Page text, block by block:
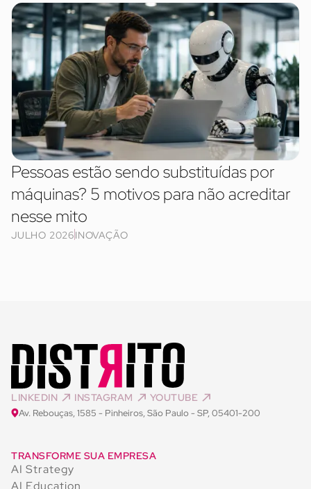
Pessoas estão sendo substituídas por
máquinas? 5 motivos para não acreditar
nesse mito
JULHO 2026INOVAÇÃO
LINKEDIN INSTAGRAM YOUTUBE
Av. Rebouças, 1585 - Pinheiros, São Paulo - SP, 05401-200
TRANSFORME SUA EMPRESA
AI Strategy
AI Education